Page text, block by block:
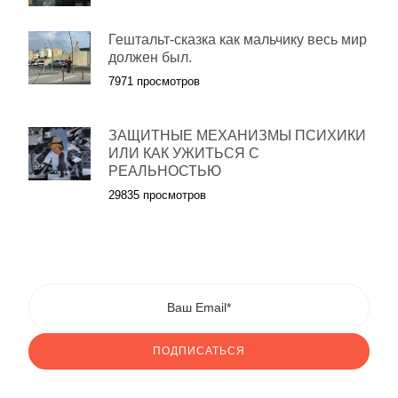
Гештальт-сказка как мальчику весь мир
должен был.
7971 просмотров
ЗАЩИТНЫЕ МЕХАНИЗМЫ ПСИХИКИ
ИЛИ КАК УЖИТЬСЯ С
РЕАЛЬНОСТЬЮ
29835 просмотров
ПОДПИСАТЬСЯ